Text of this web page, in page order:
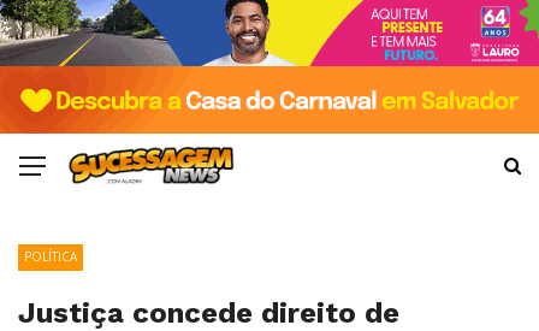
POLÍTICA
Justiça concede direito de